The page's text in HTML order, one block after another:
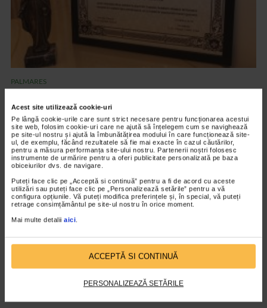
Acest site utilizează cookie-uri
Pe lângă cookie-urile care sunt strict necesare pentru funcționarea acestui
site web, folosim cookie-uri care ne ajută să înțelegem cum se navighează
pe site-ul nostru și ajută la îmbunătățirea modului în care funcționează site-
ul, de exemplu, făcând rezultatele să fie mai exacte în cazul căutărilor,
pentru a măsura performanța site-ului nostru. Partenerii noștri folosesc
instrumente de urmărire pentru a oferi publicitate personalizată pe baza
obiceiurilor dvs. de navigare.
Puteți face clic pe „Acceptă si continuă” pentru a fi de acord cu aceste
utilizări sau puteți face clic pe „Personalizează setările” pentru a vă
configura opțiunile. Vă puteți modifica preferințele și, în special, vă puteți
retrage consimțământul pe site-ul nostru în orice moment.
Mai multe detalii aici.
ACCEPTĂ SI CONTINUĂ
PERSONALIZEAZĂ SETĂRILE
PALMARES
ÎMPREUNĂ/BE YAHAD
4.296 vizualizari
VIDEO